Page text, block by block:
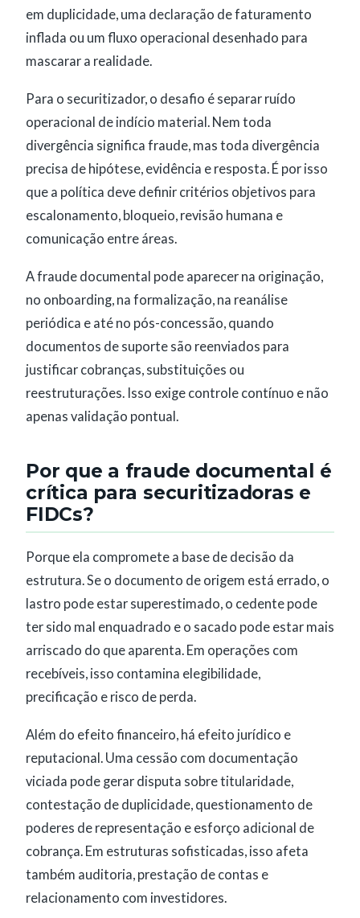
em duplicidade, uma declaração de faturamento
inflada ou um fluxo operacional desenhado para
mascarar a realidade.
Para o securitizador, o desafio é separar ruído
operacional de indício material. Nem toda
divergência significa fraude, mas toda divergência
precisa de hipótese, evidência e resposta. É por isso
que a política deve definir critérios objetivos para
escalonamento, bloqueio, revisão humana e
comunicação entre áreas.
A fraude documental pode aparecer na originação,
no onboarding, na formalização, na reanálise
periódica e até no pós-concessão, quando
documentos de suporte são reenviados para
justificar cobranças, substituições ou
reestruturações. Isso exige controle contínuo e não
apenas validação pontual.
Por que a fraude documental é
crítica para securitizadoras e
FIDCs?
Porque ela compromete a base de decisão da
estrutura. Se o documento de origem está errado, o
lastro pode estar superestimado, o cedente pode
ter sido mal enquadrado e o sacado pode estar mais
arriscado do que aparenta. Em operações com
recebíveis, isso contamina elegibilidade,
precificação e risco de perda.
Além do efeito financeiro, há efeito jurídico e
reputacional. Uma cessão com documentação
viciada pode gerar disputa sobre titularidade,
contestação de duplicidade, questionamento de
poderes de representação e esforço adicional de
cobrança. Em estruturas sofisticadas, isso afeta
também auditoria, prestação de contas e
relacionamento com investidores.